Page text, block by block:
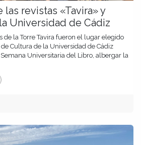
las revistas «Tavira» y
Universidad de Cádiz
de la Torre Tavira fueron el lugar elegido
Cultura de la Universidad de Cádiz
Universitaria del Libro, albergar la